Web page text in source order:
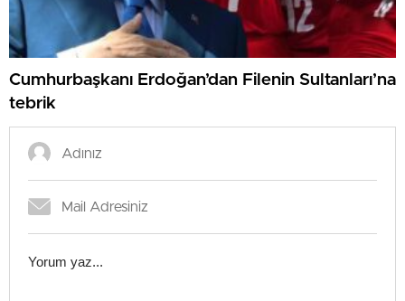
Cumhurbaşkanı Erdoğan’dan Filenin Sultanları’na
tebrik